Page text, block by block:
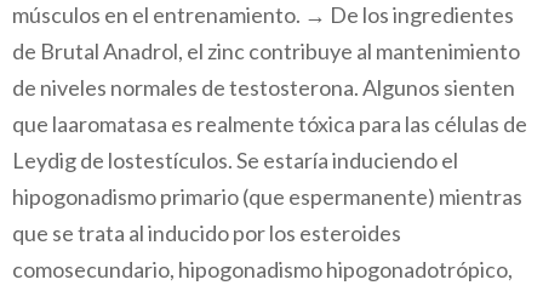
músculos en el entrenamiento. → De los ingredientes
de Brutal Anadrol, el zinc contribuye al mantenimiento
de niveles normales de testosterona. Algunos sienten
que laaromatasa es realmente tóxica para las células de
Leydig de lostestículos. Se estaría induciendo el
hipogonadismo primario (que espermanente) mientras
que se trata al inducido por los esteroides
comosecundario, hipogonadismo hipogonadotrópico,